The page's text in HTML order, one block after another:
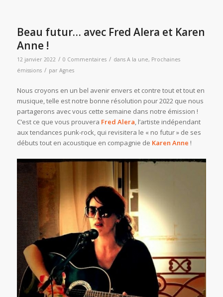
Beau futur… avec Fred Alera et Karen
Anne !
12 janvier 2022 / 0 Commentaires / dans A la une, Prochaines
émissions / par Agnes
Nous croyons en un bel avenir envers et contre tout et tout en
musique, telle est notre bonne résolution pour 2022 que nous
partagerons avec vous cette semaine dans notre émission !
C’est ce que vous prouvera Fred Alera, l’artiste indépendant
aux tendances punk-rock, qui revisitera le « no futur » de ses
débuts tout en acoustique en compagnie de Karen Anne !